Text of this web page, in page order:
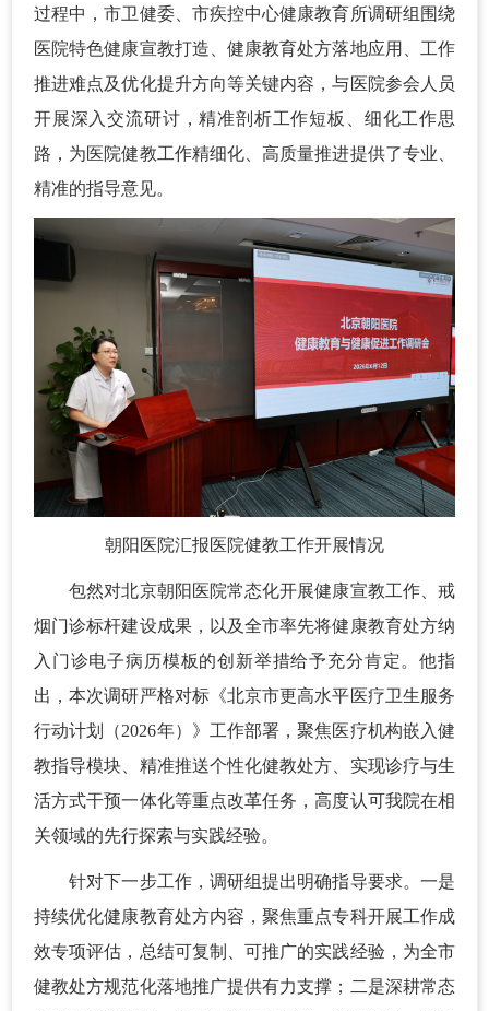
过程中，市卫健委、市疾控中心健康教育所调研组围绕
医院特色健康宣教打造、健康教育处方落地应用、工作
推进难点及优化提升方向等关键内容，与医院参会人员
开展深入交流研讨，精准剖析工作短板、细化工作思
路，为医院健教工作精细化、高质量推进提供了专业、
精准的指导意见。
朝阳医院汇报医院健教工作开展情况
包然对北京朝阳医院常态化开展健康宣教工作、戒
烟门诊标杆建设成果，以及全市率先将健康教育处方纳
入门诊电子病历模板的创新举措给予充分肯定。他指
出，本次调研严格对标《北京市更高水平医疗卫生服务
行动计划（2026年）》工作部署，聚焦医疗机构嵌入健
教指导模块、精准推送个性化健教处方、实现诊疗与生
活方式干预一体化等重点改革任务，高度认可我院在相
关领域的先行探索与实践经验。
针对下一步工作，调研组提出明确指导要求。一是
持续优化健康教育处方内容，聚焦重点专科开展工作成
效专项评估，总结可复制、可推广的实践经验，为全市
健教处方规范化落地推广提供有力支撑；二是深耕常态